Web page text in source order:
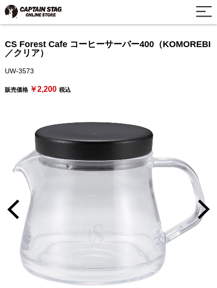
CS Forest Cafe コーヒーサーバー400（KOMOREBI
／クリア）
UW-3573
販売価格 ￥2,200 税込